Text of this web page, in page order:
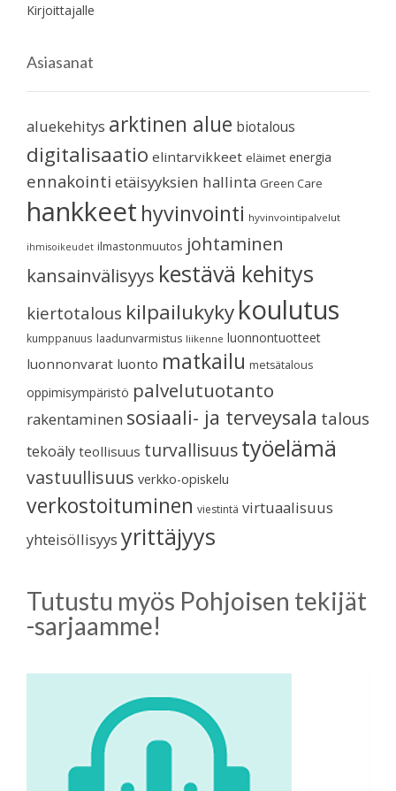
Kirjoittajalle
Asiasanat
aluekehitys arktinen alue biotalous
digitalisaatio elintarvikkeet eläimet energia
ennakointi etäisyyksien hallinta Green Care
hankkeet hyvinvointi hyvinvointipalvelut
ihmisoikeudet ilmastonmuutos johtaminen
kansainvälisyys kestävä kehitys
kiertotalous kilpailukykykoulutus
kumppanuus laadunvarmistus liikenne luonnontuotteet
luonnonvarat luonto matkailu metsätalous
oppimisympäristö palvelutuotanto
rakentaminen sosiaali- ja terveysala talous
tekoäly teollisuus turvallisuustyöelämä
vastuullisuus verkko-opiskelu
verkostoituminen viestintä virtuaalisuus
yhteisöllisyys yrittäjyys
Tutustu myös Pohjoisen tekijät
-sarjaamme!